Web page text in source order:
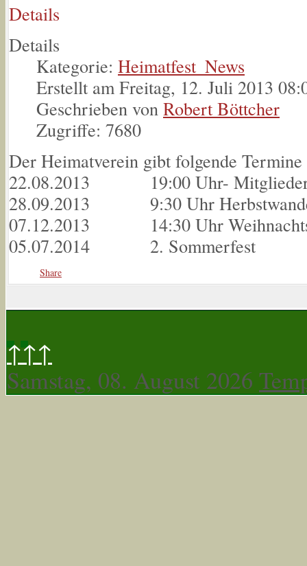
Details
Details
Kategorie: Heimatfest_News
Erstellt am Freitag, 12. Juli 2013
Geschrieben von Robert Böttcher
Zugriffe: 7680
Der Heimatverein gibt folgende Termine
22.08.2013 19:00 Uhr-
28.09.2013 9:30 Uhr
07.12.2013 14:30 Uhr
05.07.2014 2. Sommerfest
Share
↑↑↑
Samstag, 08. August 2026